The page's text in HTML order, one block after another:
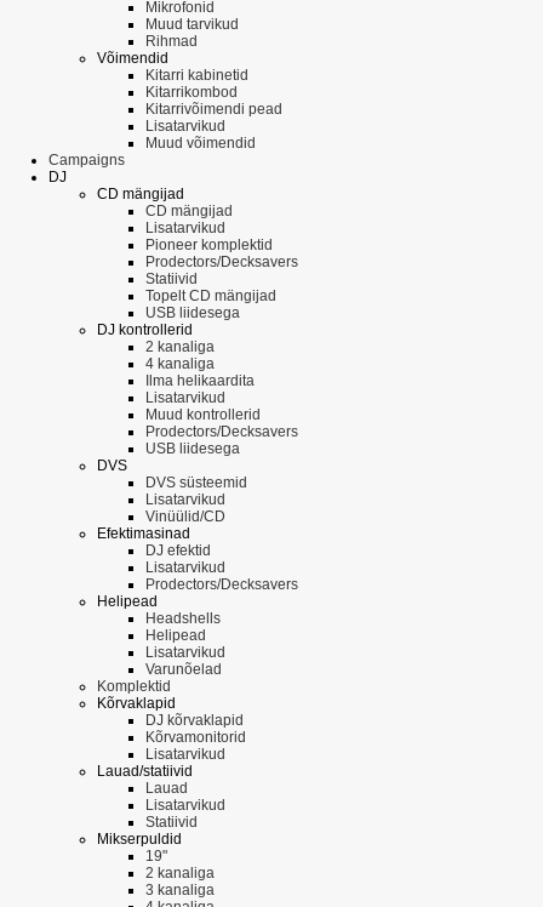
Mikrofonid
Muud tarvikud
Rihmad
Võimendid
Kitarri kabinetid
Kitarrikombod
Kitarrivõimendi pead
Lisatarvikud
Muud võimendid
Campaigns
DJ
CD mängijad
CD mängijad
Lisatarvikud
Pioneer komplektid
Prodectors/Decksavers
Statiivid
Topelt CD mängijad
USB liidesega
DJ kontrollerid
2 kanaliga
4 kanaliga
Ilma helikaardita
Lisatarvikud
Muud kontrollerid
Prodectors/Decksavers
USB liidesega
DVS
DVS süsteemid
Lisatarvikud
Vinüülid/CD
Efektimasinad
DJ efektid
Lisatarvikud
Prodectors/Decksavers
Helipead
Headshells
Helipead
Lisatarvikud
Varunõelad
Komplektid
Kõrvaklapid
DJ kõrvaklapid
Kõrvamonitorid
Lisatarvikud
Lauad/statiivid
Lauad
Lisatarvikud
Statiivid
Mikserpuldid
19"
2 kanaliga
3 kanaliga